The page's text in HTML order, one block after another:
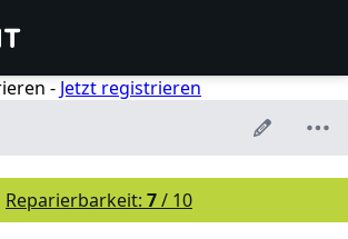
- Jetzt registrieren
Reparierbarkeit: 7/ 10